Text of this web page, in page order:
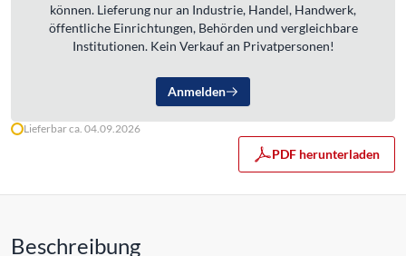
können. Lieferung nur an Industrie, Handel, Handwerk,
öffentliche Einrichtungen, Behörden und vergleichbare
Institutionen. Kein Verkauf an Privatpersonen!
Anmelden
Lieferbar ca. 04.09.2026
PDF herunterladen
Beschreibung